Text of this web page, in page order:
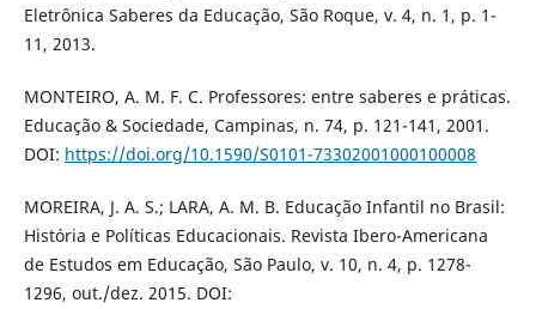
Eletrônica Saberes da Educação, São Roque, v. 4, n. 1, p. 1-
11, 2013.
MONTEIRO, A. M. F. C. Professores: entre saberes e práticas.
Educação & Sociedade, Campinas, n. 74, p. 121-141, 2001.
DOI: https://doi.org/10.1590/S0101-73302001000100008
MOREIRA, J. A. S.; LARA, A. M. B. Educação Infantil no Brasil:
História e Políticas Educacionais. Revista Ibero-Americana
de Estudos em Educação, São Paulo, v. 10, n. 4, p. 1278-
1296, out./dez. 2015. DOI: